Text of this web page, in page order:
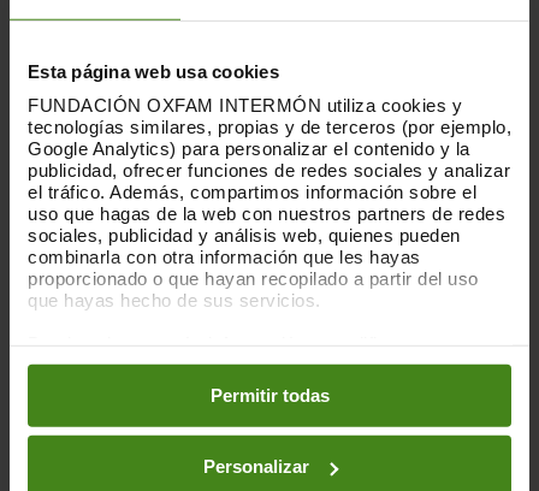
Esta página web usa cookies
FUNDACIÓN OXFAM INTERMÓN utiliza cookies y
tecnologías similares, propias y de terceros (por ejemplo,
Google Analytics) para personalizar el contenido y la
publicidad, ofrecer funciones de redes sociales y analizar
el tráfico. Además, compartimos información sobre el
uso que hagas de la web con nuestros partners de redes
sociales, publicidad y análisis web, quienes pueden
combinarla con otra información que les hayas
proporcionado o que hayan recopilado a partir del uso
que hayas hecho de sus servicios.
preferencias accediendo a nuestraPolítica de Cookieso
en los botones facilitados a continuación:
Permitir todas
Personalizar
"En este momento”, dice Miguel Alba, “es
fiscal responsable de las empresas,
esenciales para contribuir a financiar la
salud, la educación y la protección
social”.
En cuanto a la remuneración a
trabajadoras y trabajadores, el informe
refleja una subida media del 6,3% en
2019. Sin embargo, labrecha salarial
veces más que el sueldo medio de sus
empleados y empleadas, frente a 123 el